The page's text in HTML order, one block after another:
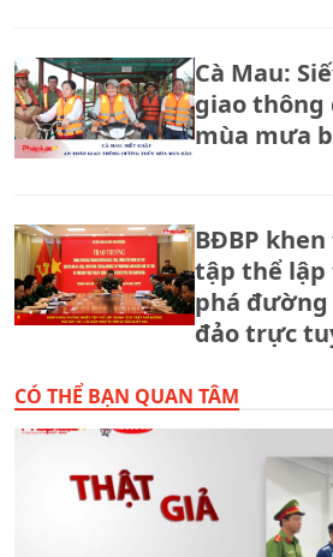
Cà Mau:
giao
mùa mưa
BĐBP
tập thể
phá
đảo trực
CÓ THỂ BẠN QUAN TÂM